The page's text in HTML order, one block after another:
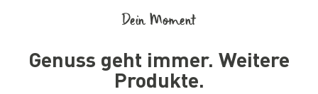
Dein Moment
Genuss geht immer. Weitere
Produkte.